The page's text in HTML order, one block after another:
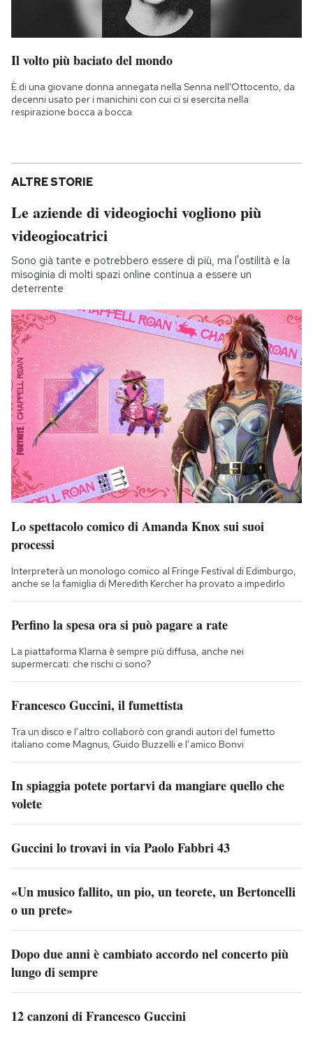
Il volto più baciato del mondo
È di una giovane donna annegata nella Senna nell'Ottocento, da
decenni usato per i manichini con cui ci si esercita nella
respirazione bocca a bocca
ALTRE STORIE
Le aziende di videogiochi vogliono più
videogiocatrici
Sono già tante e potrebbero essere di più, ma l'ostilità e la
misoginia di molti spazi online continua a essere un
deterrente
Lo spettacolo comico di Amanda Knox sui suoi
processi
Interpreterà un monologo comico al Fringe Festival di Edimburgo,
anche se la famiglia di Meredith Kercher ha provato a impedirlo
Perfino la spesa ora si può pagare a rate
La piattaforma Klarna è sempre più diffusa, anche nei
supermercati: che rischi ci sono?
Francesco Guccini, il fumettista
Tra un disco e l’altro collaborò con grandi autori del fumetto
italiano come Magnus, Guido Buzzelli e l’amico Bonvi
In spiaggia potete portarvi da mangiare quello che
volete
Guccini lo trovavi in via Paolo Fabbri 43
«Un musico fallito, un pio, un teorete, un Bertoncelli
o un prete»
Dopo due anni è cambiato accordo nel concerto più
lungo di sempre
12 canzoni di Francesco Guccini